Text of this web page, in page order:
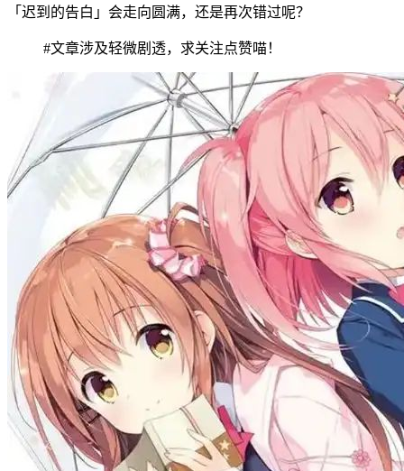
「迟到的告白」会走向圆满，还是再次错过呢？
#文章涉及轻微剧透，求关注点赞喵！